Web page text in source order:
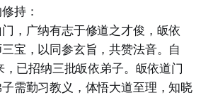
持：
，广纳有志于修道之才俊，皈依
宝，以同参玄旨，共赞法音。自
，已招纳三批皈依弟子。皈依道门
需勤习教义，体悟大道至理，知晓